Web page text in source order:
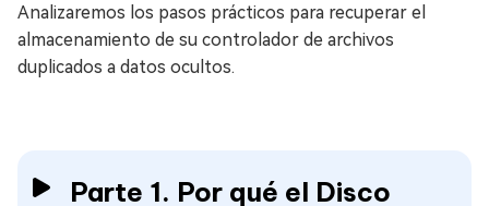
Analizaremos los pasos prácticos para recuperar el
almacenamiento de su controlador de archivos
duplicados a datos ocultos.
Parte 1. Por qué el Disco